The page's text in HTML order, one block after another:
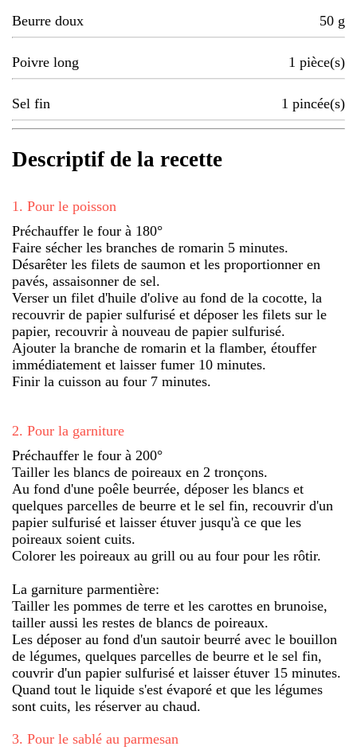
Beurre doux 50 g
Poivre long 1 pièce(s)
Sel fin 1 pincée(s)
Descriptif de la recette
1 . Pour le poisson
Préchauffer le four à 180°
Faire sécher les branches de romarin 5 minutes.
Désarêter les filets de saumon et les proportionner en
pavés, assaisonner de sel.
Verser un filet d'huile d'olive au fond de la cocotte, la
recouvrir de papier sulfurisé et déposer les filets sur le
papier, recouvrir à nouveau de papier sulfurisé.
Ajouter la branche de romarin et la flamber, étouffer
immédiatement et laisser fumer 10 minutes.
Finir la cuisson au four 7 minutes.
2. Pour la garniture
Préchauffer le four à 200°
Tailler les blancs de poireaux en 2 tronçons.
Au fond d'une poêle beurrée, déposer les blancs et
quelques parcelles de beurre et le sel fin, recouvrir d'un
papier sulfurisé et laisser étuver jusqu'à ce que les
poireaux soient cuits.
Colorer les poireaux au grill ou au four pour les rôtir.
La garniture parmentière:
Tailler les pommes de terre et les carottes en brunoise,
tailler aussi les restes de blancs de poireaux.
Les déposer au fond d'un sautoir beurré avec le bouillon
de légumes, quelques parcelles de beurre et le sel fin,
couvrir d'un papier sulfurisé et laisser étuver 15 minutes.
Quand tout le liquide s'est évaporé et que les légumes
sont cuits, les réserver au chaud.
3. Pour le sablé au parmesan